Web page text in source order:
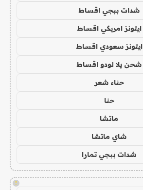
شدات ببجي اقساط
ايتونز امريكي اقساط
ايتونز سعودي اقساط
شحن يلا لودو اقساط
حناء شعر
حنا
ماتشا
شاي ماتشا
شدات ببجي تمارا
!